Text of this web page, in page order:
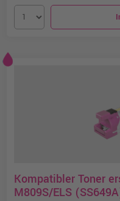
Kompatibler Toner
M809S/ELS